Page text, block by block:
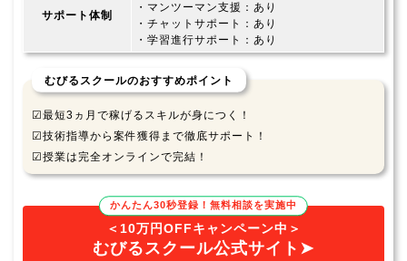
サポート体制
・マンツーマン支援：あり
・チャットサポート：あり
・学習進行サポート：あり
むびるスクールのおすすめポイント
☑最短3ヵ月で稼げるスキルが身につく！
☑技術指導から案件獲得まで徹底サポート！
☑授業は完全オンラインで完結！
かんたん30秒登録！無料相談を実施中
＜10万円OFFキャンペーン中＞
むびるスクール公式サイト➤